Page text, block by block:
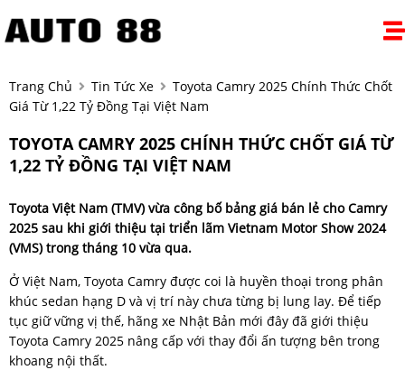
Trang Chủ Tin Tức Xe
Toyota Camry 2025 Chính Thức Chốt
Giá Từ 1,22 Tỷ Đồng Tại Việt Nam
TOYOTA CAMRY 2025 CHÍNH THỨC CHỐT GIÁ TỪ
1,22 TỶ ĐỒNG TẠI VIỆT NAM
Toyota Việt Nam (TMV) vừa công bố bảng giá bán lẻ cho Camry
2025 sau khi giới thiệu tại triển lãm Vietnam Motor Show 2024
(VMS) trong tháng 10 vừa qua.
Ở Việt Nam, Toyota Camry được coi là huyền thoại trong phân
khúc sedan hạng D và vị trí này chưa từng bị lung lay. Để tiếp
tục giữ vững vị thế, hãng xe Nhật Bản mới đây đã giới thiệu
Toyota Camry 2025 nâng cấp với thay đổi ấn tượng bên trong
khoang nội thất.